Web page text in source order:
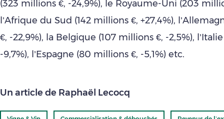
(323 millions €, -24,9%), le Royaume-Uni (203
l’Afrique du Sud (142 millions €, +27,4%),
€, -22,9%), la Belgique (107 millions €, -2,5%),
-9,7%), l’Espagne (80 millions €, -5,1%) etc.
Un article de Raphaël Lecocq